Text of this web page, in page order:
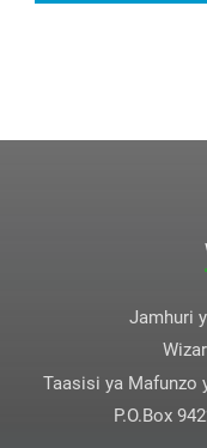
Jamhuri
Taasisi ya Mafunzo
P.O.Box